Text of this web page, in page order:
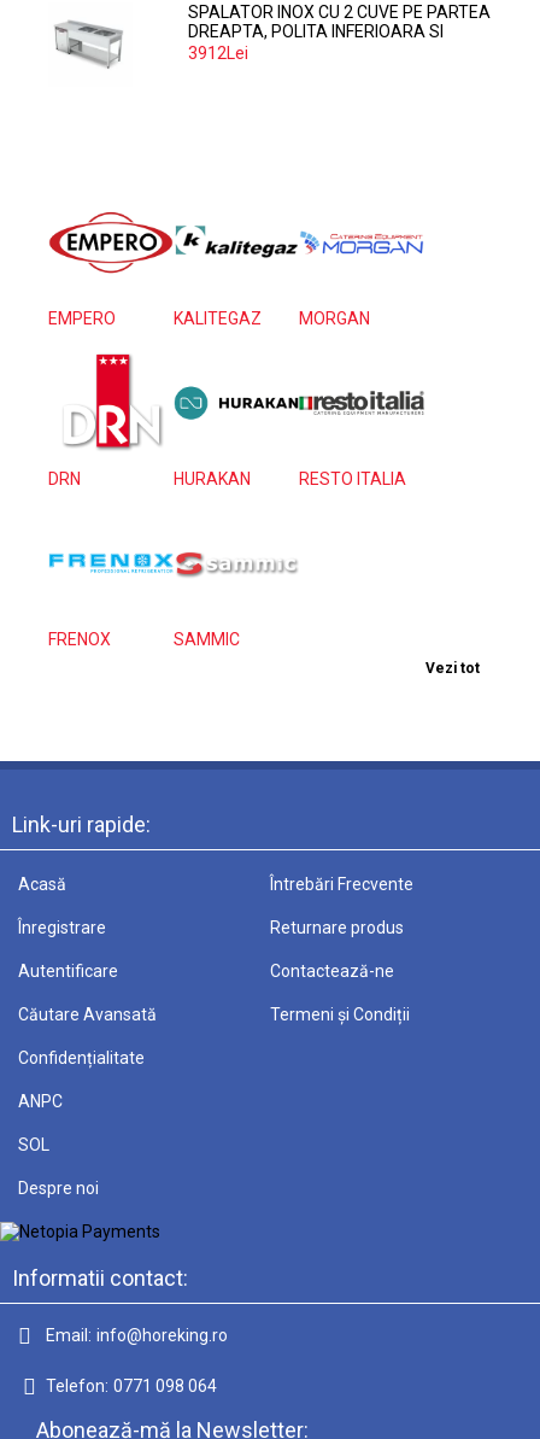
SPALATOR INOX CU 2 CUVE PE PARTEA
DREAPTA, POLITA INFERIOARA SI
SPATIU MASINA SPALAT 160*70*85
3912Lei
EMPERO KALITEGAZ MORGAN
DRN HURAKAN RESTO ITALIA
FRENOX SAMMIC
Vezi tot
Link-uri rapide:
Acasă
Înregistrare
Autentificare
Căutare Avansată
Întrebări Frecvente
Returnare produs
Contactează-ne
Termeni și Condiții
Confidențialitate
ANPC
SOL
Despre noi
Informatii contact:
Email: info@horeking.ro
Telefon: 0771 098 064
Abonează-mă la Newsletter: